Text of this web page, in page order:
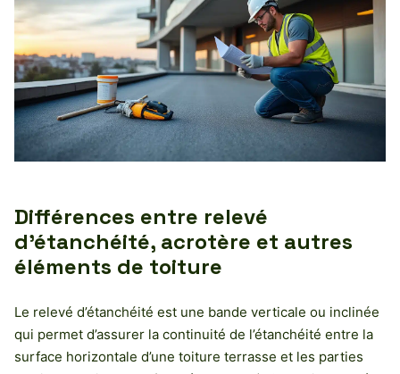
Différences entre relevé
d’étanchéité, acrotère et autres
éléments de toiture
Le relevé d’étanchéité est une bande verticale ou inclinée
qui permet d’assurer la continuité de l’étanchéité entre la
surface horizontale d’une toiture terrasse et les parties